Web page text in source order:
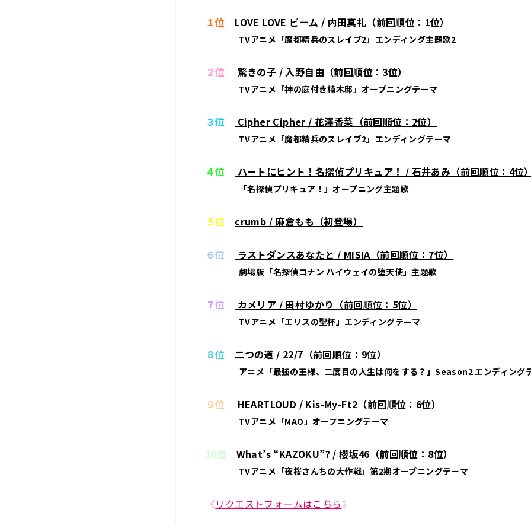
１位 LOVE LOVE ビーム / 内田真礼（前回順位：1位）
TVアニメ「魔都精兵のスレイブ2」エンディング主題歌2
２位 驚きの子 / 入野自由（前回順位：3位）
TVアニメ「神の庭付き楠木邸」オープニングテーマ
３位 Cipher Cipher / 花澤香菜（前回順位：2位）
TVアニメ「魔都精兵のスレイブ2」エンディングテーマ
４位 ハートにヒント！名探偵プリキュア！ / 石井あみ（前回順位：4位
「名探偵プリキュア！」オープニング主題歌
５位 crumb / 麻倉もも（初登場）
６位 ラストダンスあなたと / MISIA（前回順位：7位）
劇場版「名探偵コナン ハイウェイの堕天使」主題歌
７位 カメリア / 田村ゆかり（前回順位：5位）
TVアニメ「エリスの聖杯」エンディングテーマ
８位 二つの道 / 22/7（前回順位：9位）
アニメ「最強の王様、二度目の人生は何をする？」Season2 エンディング
９位 HEARTLOUD / Kis-My-Ft2（前回順位：6位）
TVアニメ「MAO」オープニングテーマ
10位 What’s “KAZOKU”? / 櫻坂46（前回順位：8位）
TVアニメ「夜桜さんちの大作戦」第2期オープニングテーマ
《リクエストフォームはこちら》